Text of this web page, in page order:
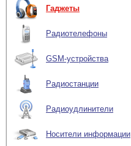
Гаджеты
Радиотелефоны
GSM-устройства
Радиостанции
Радиоудлинители
Носители информации